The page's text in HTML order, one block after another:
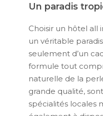
Un paradis
Choisir un hôtel all
un véritable
seulement d’un
formule tout
naturelle de la
grande qualité,
spécialités locales